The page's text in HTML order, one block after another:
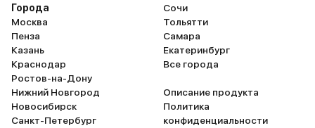
Города
Москва
Пенза
Казань
Краснодар
Ростов-на-Дону
Нижний Новгород
Новосибирск
Санкт-Петербург
Сочи
Тольятти
Самара
Екатеринбург
Все города
Описание продукта
Политика
конфиденциальности